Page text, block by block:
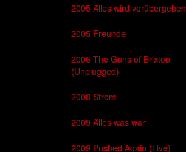
2005 Alles wird vorübergehen
2005 Freunde
2006 The Guns of Brixton
(Unplugged)
2008 Strom
2009 Alles was war
2009 Pushed Again (Live)